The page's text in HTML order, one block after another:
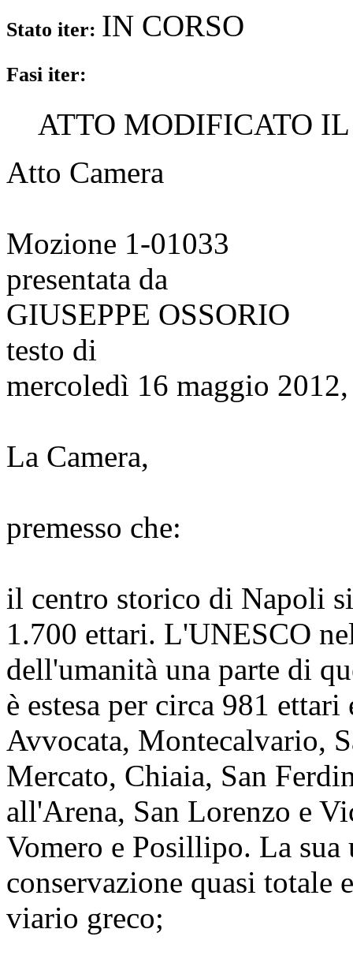
Stato iter: IN CORSO
Fasi iter:
ATTO MODIFICATO
Atto Camera
Mozione 1-01033
presentata da
GIUSEPPE OSSORIO
testo di
mercoledì 16 maggio
La Camera,
premesso che:
il centro storico di Napoli
1.700 ettari. L'UNESCO
dell'umanità una parte di
è estesa per circa 981
Avvocata, Montecalvario,
Mercato, Chiaia, San
all'Arena, San Lorenzo e
Vomero e Posillipo. La sua
conservazione quasi totale
viario greco;